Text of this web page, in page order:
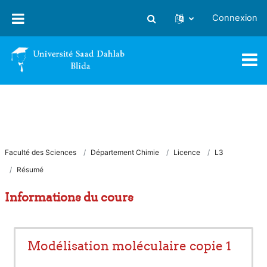
Activer/désactiver la saisie
Connexion
Faculté des Sciences Département Chimie Licence
L3
Résumé
Informations du cours
Modélisation moléculaire copie 1